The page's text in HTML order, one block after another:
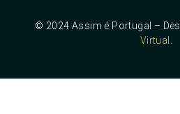
© 2024 Assim é Portugal –
Virtual